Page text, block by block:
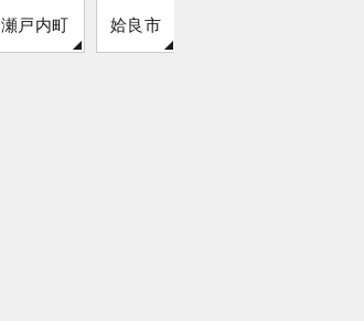
瀬戸内町 姶良市